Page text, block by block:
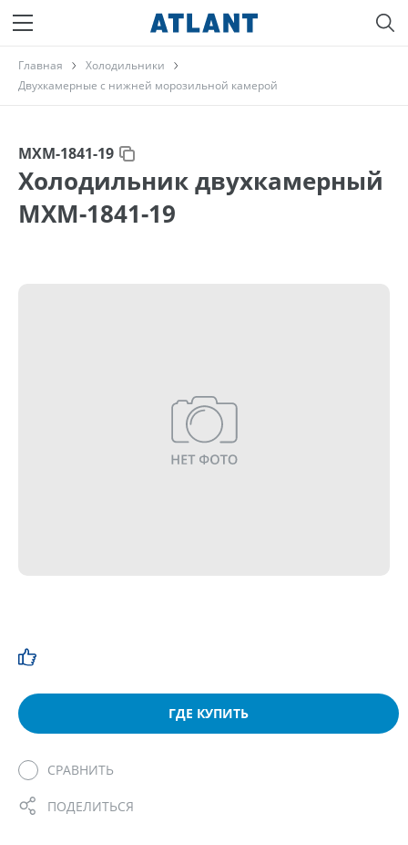
Главная
Холодильники
Двухкамерные с нижней морозильной камерой
МХМ-1841-19
Холодильник двухкамерный
МХМ-1841-19
ГДЕ КУПИТЬ
СРАВНИТЬ
ПОДЕЛИТЬСЯ